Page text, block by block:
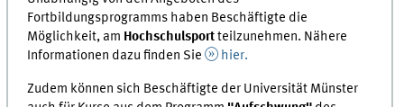
Fortbildungsprogramms haben Beschäftigte die
Möglichkeit, am Hochschulsportteilzunehmen. Nähere
Informationen dazu finden Sie
hier.
Zudem können sich Beschäftigte der Universität Münster